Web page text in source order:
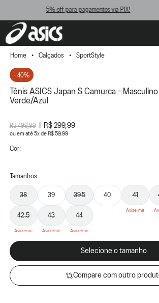
pagamentos via PIX!
Calçados SportStyle
- 40%
Tênis ASICS Japan S Camurca -
Verde/Azul
R$ 499,99 R$ 299,99
ou 5xde R$ 59,99
Cor:
Tamanhos
38 39 39.5 40 41
42.5 43 44
Selecione o tamanho
Compare com outro